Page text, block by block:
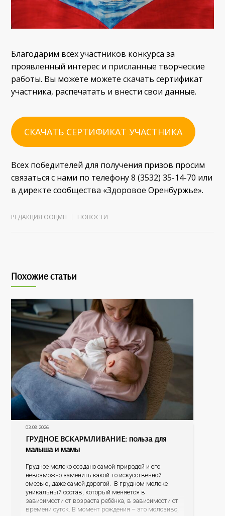
Благодарим всех участников конкурса за
проявленный интерес и присланные творческие
работы. Вы можете можете скачать сертификат
участника, распечатать и внести свои данные.
СКАЧАТЬ СЕРТИФИКАТ УЧАСТНИКА
Всех победителей для получения призов просим
связаться с нами по телефону 8 (3532) 35-14-70 или
в директе сообщества «Здоровое Оренбуржье».
РЕДАКЦИЯ ООЦМП НОВОСТИ
Похожие статьи
03.08.2026
ГРУДНОЕ ВСКАРМЛИВАНИЕ: польза для
малыша и мамы
Грудное молоко создано самой природой и его
невозможно заменить какой-то искусственной
смесью, даже самой дорогой. В грудном молоке
уникальный состав, который меняется в
зависимости от возраста ребёнка, в зависимости от
времени суток. В момент рождения – это молозиво,